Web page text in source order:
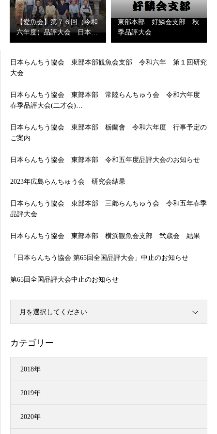
【愛魚会】第７６回（令和
六年度）品評大会 日本…
東部本部 好鱗会支部 秋
季品評大会
日本らんちう協会 東部本部観魚会支部 令和六年 第１回研究
大会
日本らんちう協会 東部本部 常陸らんちゅう会 令和六年度
春季品評大会(二才会)…
日本らんちう協会 東部本部 栃蘭會 令和六年度 行事予定の
ご案内
日本らんちう協会 東部本部 令和五年度品評大会のお知らせ
2023年広島らんちゅう会 研究会結果
日本らんちう協会 東部本部 三鄕らんちゅう会 令和五年春季
品評大会
日本らんちう協会 東部本部 横浜観魚会支部 弐歳会 結果
「日本らんちう協会 第65回全国品評大会」中止のお知らせ
第65回全国品評大会中止のお知らせ
月を選択してください
カテゴリー
2018年
2019年
2020年